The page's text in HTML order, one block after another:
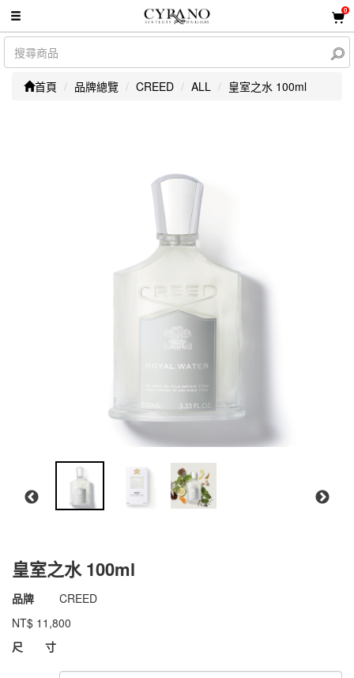
0
首頁 品牌總覽 CREED ALL 皇室之水 100ml
皇室之水 100ml
商品代號 011iCR010
011iCR010
品牌
CREED
NT$ 11,800
GOODS000000000000004900310
尺 寸